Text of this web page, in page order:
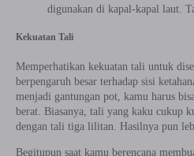
digunakan di kapal-kapal laut.
Kekuatan Tali
Memperhatikan kekuatan tali untuk
berpengaruh besar terhadap sisi
menjadi gantungan pot, kamu harus
berat. Biasanya, tali yang kaku cukup
dengan tali tiga lilitan. Hasilnya pun
Begitupun saat kamu berencana